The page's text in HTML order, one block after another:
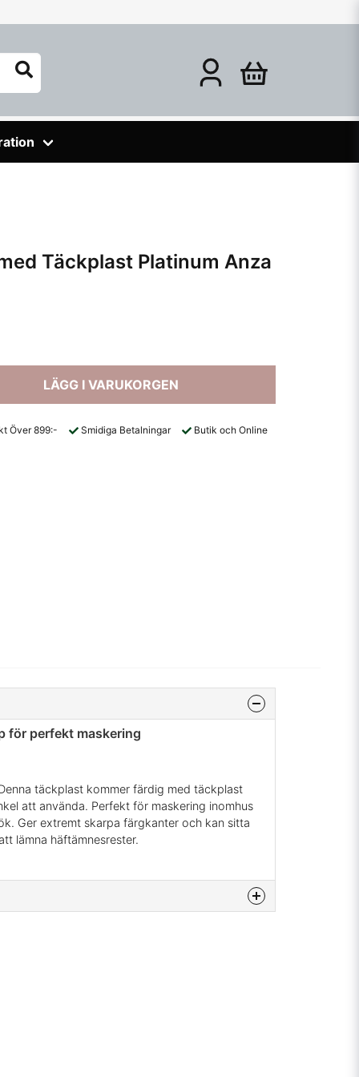
Täckplast Platinum Anza
LÄGG I VARUKORGEN
Över 899:- Smidiga Betalningar
Butik och Online
för perfekt maskering
täckplast kommer färdig med täckplast
att använda. Perfekt för maskering inomhus
Ger extremt skarpa färgkanter och kan sitta
lämna häftämnesrester.
produkten...